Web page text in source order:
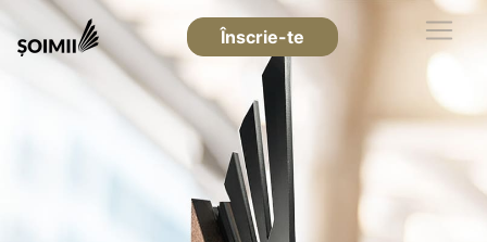
Înscrie-te